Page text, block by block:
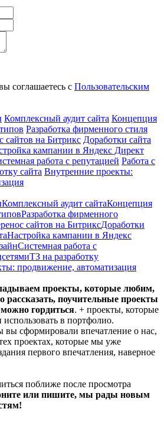
соглашаетесь с Пользовательским
Комплексный аудит сайта Концепция
Разработка фирменного стиля
сайтов на Битрикс Доработки сайта
кампании в Яндекс Директ
работа с репутацией Работа с
сайта Внутренние проекты:
Комплексный аудит сайтаКонцепция
Разработка фирменного
сайтов на БитриксДоработки
Настройка кампании в Яндекс
Системная работа с
ТЗ на разработку
продвижение, автоматизация
проекты, которые любим,
рассказать, поучительные проекты
гордиться. + проекты, которые
в портфолио.
сформировали впечатление о нас,
проектах, которые мы уже
первого впечатления, наверное
поближе после просмотра
или пишите, мы рады новым